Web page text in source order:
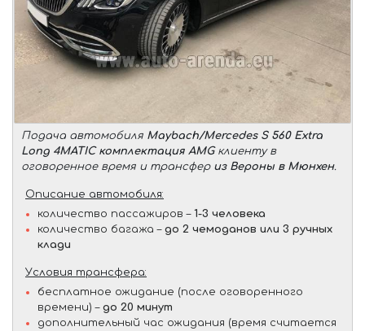
Подача автомобиля Maybach/Mercedes S 560 Extra
Long 4MATIC комплектация AMGклиенту в
оговоренное время и трансфер из Вероны в Мюнхен.
Описание автомобиля:
количество пассажиров – 1-3 человека
количество багажа – до 2 чемоданов или 3 ручных
клади
Условия трансфера:
бесплатное ожидание (после оговоренного
времени) – до 20 минут
дополнительный час ожидания (время считается